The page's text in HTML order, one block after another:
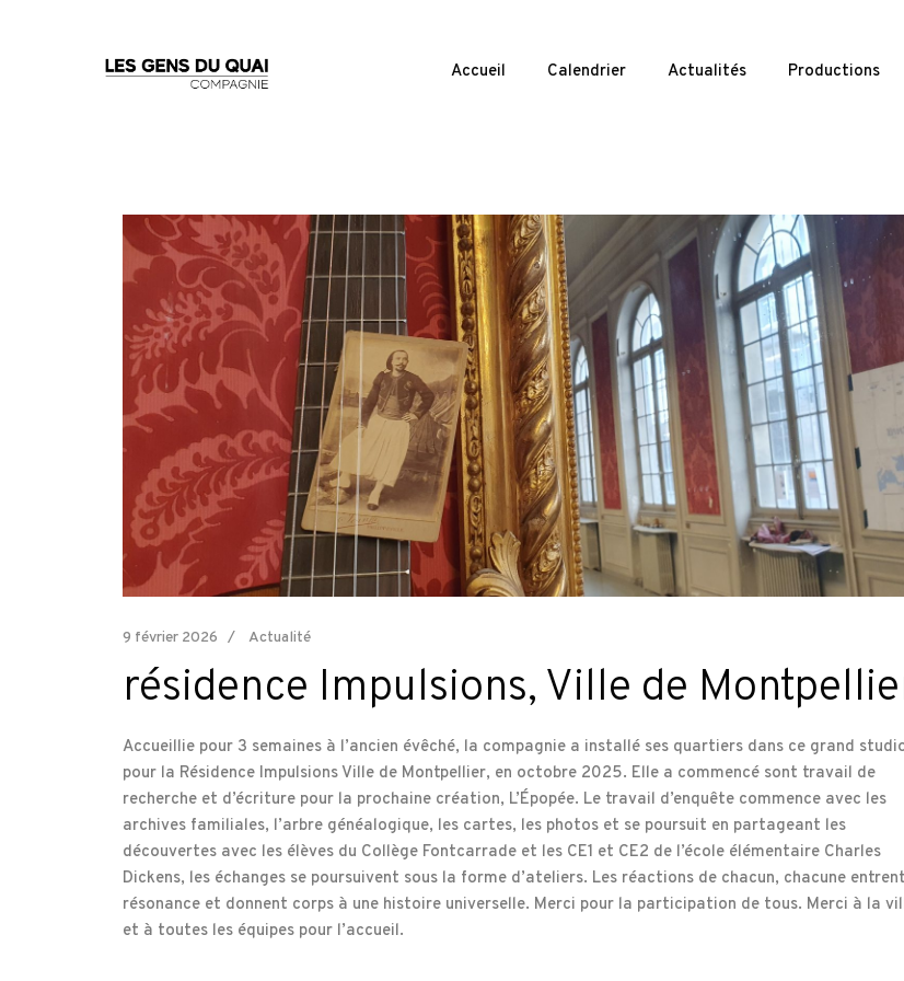
Accueil Calendrier Actualités Productions
9 février 2026 Actualité
résidence Impulsions, Ville de
Accueillie pour 3 semaines à l’ancien évêché, la compagnie a installé ses quartiers dans ce grand
pour la Résidence Impulsions Ville de Montpellier, en octobre 2025. Elle a commencé sont travail de
recherche et d’écriture pour la prochaine création, L’Épopée. Le travail d’enquête commence avec les
archives familiales, l’arbre généalogique, les cartes, les photos et se poursuit en partageant les
découvertes avec les élèves du Collège Fontcarrade et les CE1 et CE2 de l’école élémentaire Charles
Dickens, les échanges se poursuivent sous la forme d’ateliers. Les réactions de chacun, chacune
résonance et donnent corps à une histoire universelle. Merci pour la participation de tous. Merci à la
et à toutes les équipes pour l’accueil.